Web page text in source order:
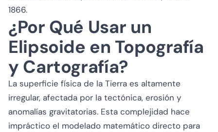
1866.
¿Por Qué Usar un
Elipsoide en Topografía
y Cartografía?
La superficie física de la Tierra es altamente
irregular, afectada por la tectónica, erosión y
anomalías gravitatorias. Esta complejidad hace
impráctico el modelado matemático directo para